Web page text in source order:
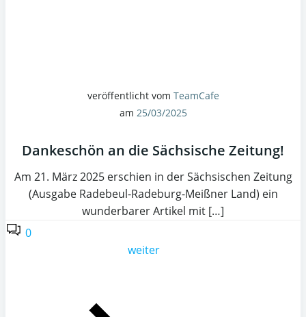
veröffentlicht vom TeamCafe
am 25/03/2025
Dankeschön an die Sächsische Zeitung!
Am 21. März 2025 erschien in der Sächsischen Zeitung
(Ausgabe Radebeul-Radeburg-Meißner Land) ein
wunderbarer Artikel mit […]
0
weiter